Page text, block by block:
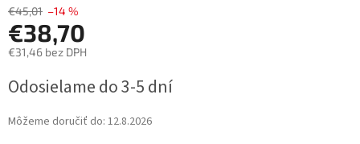
€45,01 –14 %
€38,70
€31,46 bez DPH
cena:
Odosielame do 3-5 dní
Môžeme doručiť do: 12.8.2026